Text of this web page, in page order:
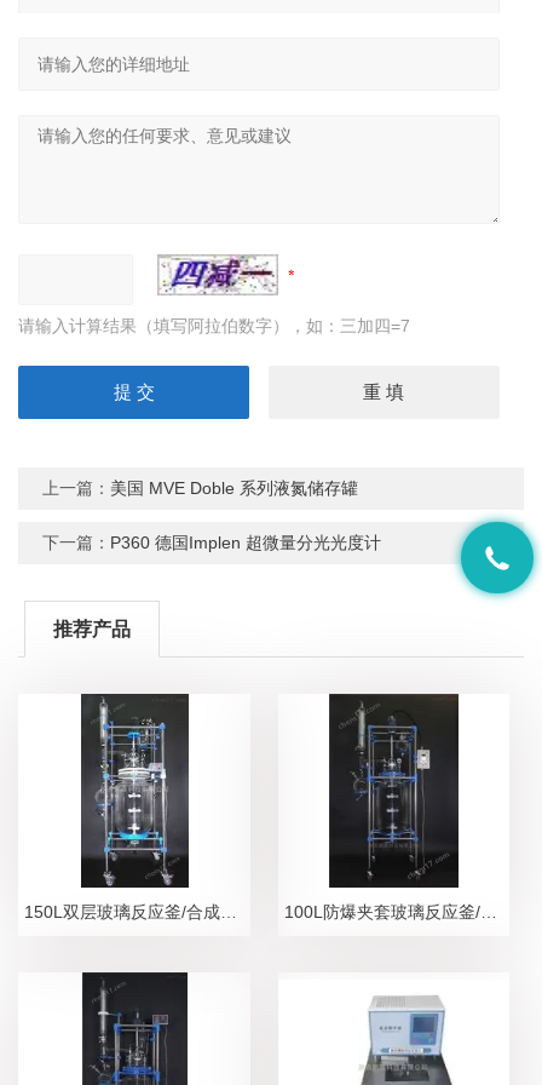
请输入计算结果（填写阿拉伯数字），如：三加四=7
上一篇： 美国 MVE Doble 系列液氮储存罐
下一篇： P360 德国Implen 超微量分光光度计
推荐产品
100L防爆夹套玻璃反应釜/隔爆安全防护设备